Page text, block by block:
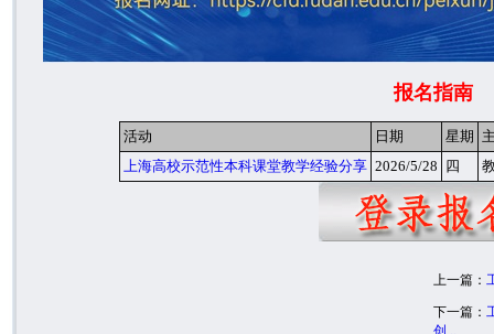
报名指南
活动 日期 星期
上海高校示范性本科课堂教学经验分享 2026/5/28 四
上一篇：
下一篇：
创 ..